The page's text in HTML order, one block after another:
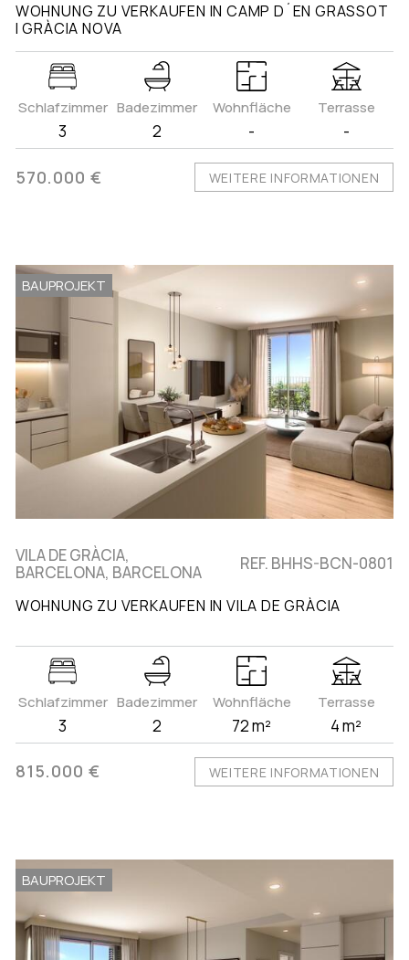
WOHNUNG ZU VERKAUFEN IN CAMP D´EN GRASSOT
I GRÀCIA NOVA
Schlafzimmer
3
Badezimmer
2
Wohnfläche
-
Terrasse
-
570.000 € WEITERE INFORMATIONEN
BAUPROJEKT
VILA DE GRÀCIA,
BARCELONA, BARCELONA
REF. BHHS-BCN-0801
WOHNUNG ZU VERKAUFEN IN VILA DE GRÀCIA
Schlafzimmer
3
Badezimmer
2
Wohnfläche
72 m²
Terrasse
4 m²
815.000 € WEITERE INFORMATIONEN
BAUPROJEKT